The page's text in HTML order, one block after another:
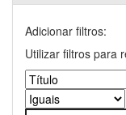
Adicionar filtros:
Utilizar filtros para